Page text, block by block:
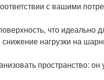
с вашими
что идеально
нагрузки на
пространство: